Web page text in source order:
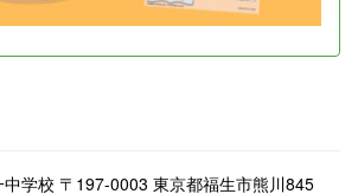
学校 〒197-0003 東京都福生市熊川845